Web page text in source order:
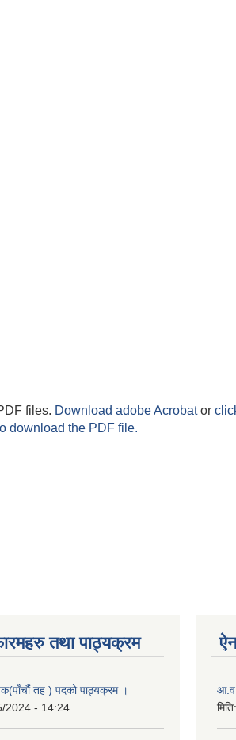
files. Download adobe Acrobator
download the PDF file.
तथा पाठ्यक्रम
तह ) पदको पाठ्यक्रम ।
2024 - 14:24
मिति: